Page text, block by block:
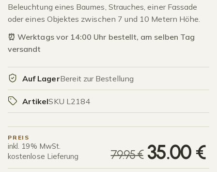
Beleuchtung eines Baumes, Strauches, einer Fassade
oder eines Objektes zwischen 7 und 10 Metern Höhe.
⏰ Werktags vor 14:00 Uhr bestellt, am selben Tag
versandt
Auf LagerBereit zur Bestellung
ArtikelSKU L2184
PREIS
inkl. 19% MwSt.
kostenlose Lieferung
79.95€ 35.00 €